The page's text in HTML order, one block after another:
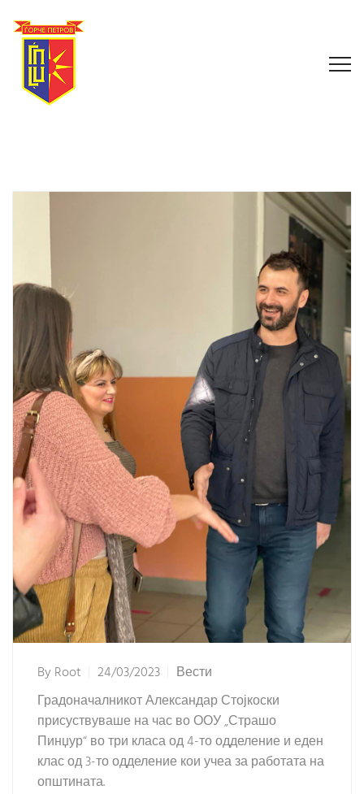
ByRoot 24/03/2023
Вести
Градоначалникот Александар Стојкоски
присуствуваше на час во ООУ „Страшо
Пинџур“ во три класа од 4-то одделение и еден
клас од 3-то одделение кои учеа за работата на
општината.